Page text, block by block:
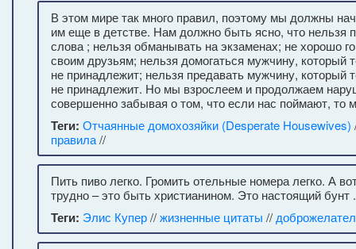
В этом мире так много правил, поэтому мы должны
им еще в детстве. Нам должно быть ясно, что нельзя
слова ; нельзя обманывать на экзаменах; не хорошо
своим друзьям; нельзя домогаться мужчину, который
не принадлежит; нельзя предавать мужчину, который
не принадлежит. Но мы взрослеем и продолжаем
совершенно забывая о том, что если нас поймают, то
Теги: Отчаянные домохозяйки (Desperate Housewives)
правила//
Пить пиво легко. Громить отельные номера легко. А
трудно – это быть христианином. Это настоящий бунт .
Теги: Элис Купер//жизненные цитаты //